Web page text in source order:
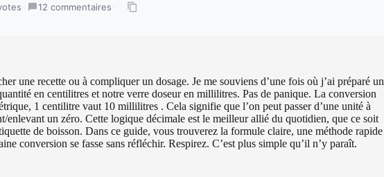
· 12 commentaires ·
une recette ou à compliquer un dosage. Je me souviens d’une fois où j’ai préparé un
en centilitres et notre verre doseur en millilitres. Pas de panique. La conversion
1 centilitre vaut 10 millilitres . Cela signifie que l’on peut passer d’une unité à
enlevant un zéro. Cette logique décimale est le meilleur allié du quotidien, que ce soit
de boisson. Dans ce guide, vous trouverez la formule claire, une méthode rapide
conversion se fasse sans réfléchir. Respirez. C’est plus simple qu’il n’y paraît.